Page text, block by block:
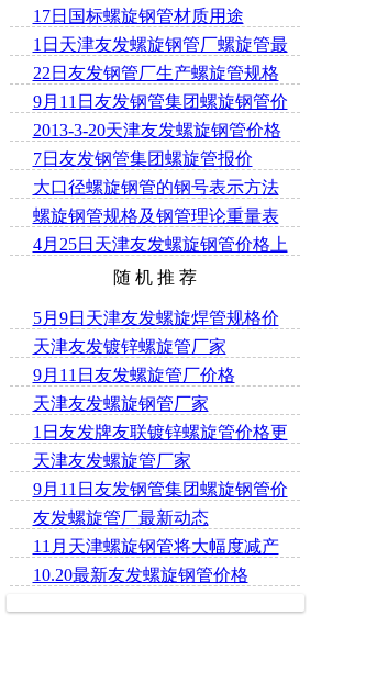
17日国标螺旋钢管材质用途
1日天津友发螺旋钢管厂螺旋管最
新报价22日友发钢管厂生产螺旋管规格
9月11日友发钢管集团螺旋钢管价
格 2013-3-20天津友发螺旋钢管价格
最新7日友发钢管集团螺旋管报价
大口径螺旋钢管的钢号表示方法
的分类
螺旋钢管规格及钢管理论重量表
4月25日天津友发螺旋钢管价格上
随 机 推 荐
5月9日天津友发螺旋焊管规格价
格表天津友发镀锌螺旋管厂家
9月11日友发螺旋管厂价格
天津友发螺旋钢管厂家
1日友发牌友联镀锌螺旋管价格更
新 天津友发螺旋管厂家
9月11日友发钢管集团螺旋钢管价
格 友发螺旋管厂最新动态
11月天津螺旋钢管将大幅度减产
10.20最新友发螺旋钢管价格